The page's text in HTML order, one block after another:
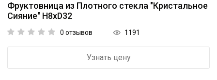
Фруктовница из Плотного стекла "Кристальное
Сияние" H8xD32
0 отзывов 1191
Узнать цену